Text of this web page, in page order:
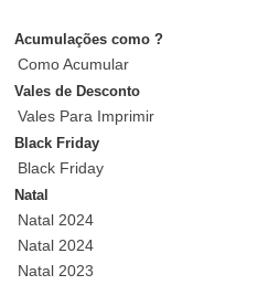
Acumulações como ?
Como Acumular
Vales de Desconto
Vales Para Imprimir
Black Friday
Black Friday
Natal
Natal 2024
Natal 2024
Natal 2023